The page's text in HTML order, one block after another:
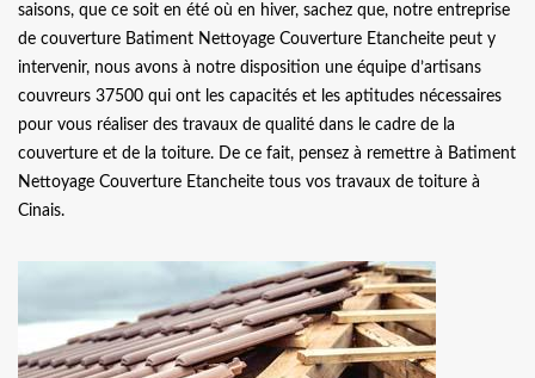
saisons, que ce soit en été où en hiver, sachez que, notre entreprise
de couverture Batiment Nettoyage Couverture Etancheite peut y
intervenir, nous avons à notre disposition une équipe d’artisans
couvreurs 37500 qui ont les capacités et les aptitudes nécessaires
pour vous réaliser des travaux de qualité dans le cadre de la
couverture et de la toiture. De ce fait, pensez à remettre à Batiment
Nettoyage Couverture Etancheite tous vos travaux de toiture à
Cinais.